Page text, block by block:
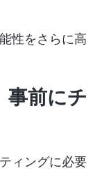
性をさらに高
事前にチ
ィングに必要